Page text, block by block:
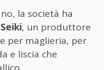
la società ha
, un produttore
per maglieria, per
e liscia che